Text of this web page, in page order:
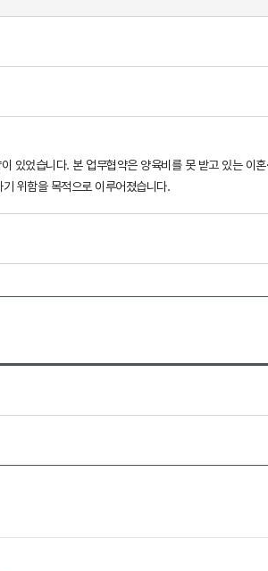
었습니다. 본 업무협약은 양육비를 못 받고 있는 이혼
위함을 목적으로 이루어졌습니다.